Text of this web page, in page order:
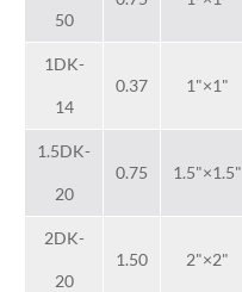
50
1DK-
14
0.37 1"×1"
1.5DK-
20
0.75 1.5"×1.5"
2DK-
20
1.50 2"×2"